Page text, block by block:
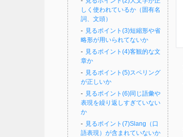
しく使われているか（固有名
詞、文頭）
見るポイント(3)短縮形や省
略形が用いられてないか
見るポイント(4)客観的な文
章か
見るポイント(5)スペリング
が正しいか
見るポイント(6)同じ語彙や
表現を繰り返しすぎていない
か
見るポイント(7)Slang（口
語表現）が含まれていないか